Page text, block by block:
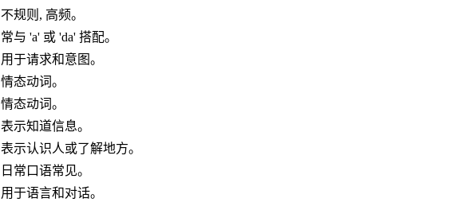
不规则, 高频。
常与 'a' 或 'da' 搭配。
用于请求和意图。
情态动词。
情态动词。
表示知道信息。
表示认识人或了解地方。
日常口语常见。
用于语言和对话。